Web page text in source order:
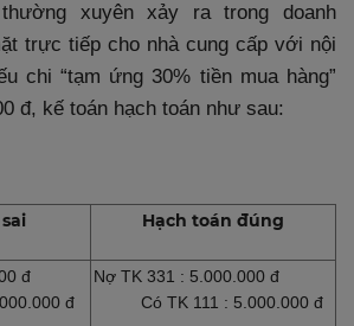
xuyên xảy ra trong doanh
trực tiếp cho nhà cung cấp với nội
chi “tạm ứng 30% tiền mua hàng”
đ, kế toán hạch toán như sau:
Hạch toán đúng
đ
đ
Nợ TK 331 : 5.000.000 đ
Có TK 111 : 5.000.000 đ